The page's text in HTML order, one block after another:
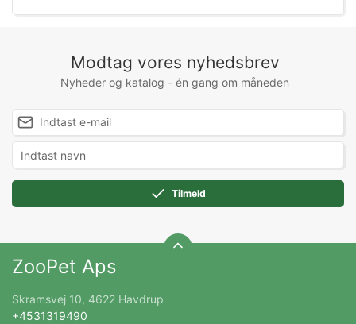
Modtag vores nyhedsbrev
Nyheder og katalog - én gang om måneden
Tilmeld
ZooPet Aps
Skramsvej 10, 4622 Havdrup
+4531319490